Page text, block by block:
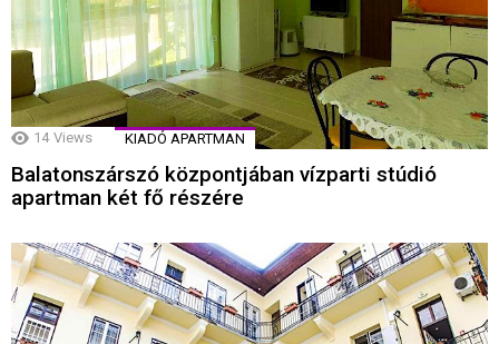
14 Views KIADÓ APARTMAN
Balatonszárszó központjában vízparti stúdió
apartman két fő részére